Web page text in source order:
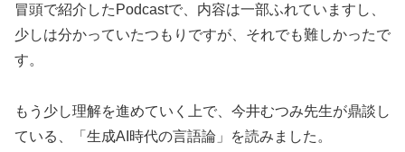
冒頭で紹介したPodcastで、内容は一部ふれていますし、
少しは分かっていたつもりですが、それでも難しかったで
す。
もう少し理解を進めていく上で、今井むつみ先生が鼎談し
ている、「生成AI時代の言語論」を読みました。